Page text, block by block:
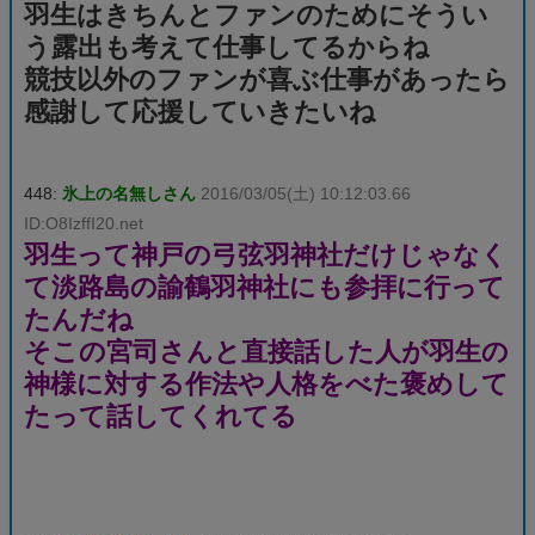
羽生はきちんとファンのためにそうい
う露出も考えて仕事してるからね
競技以外のファンが喜ぶ仕事があったら
感謝して応援していきたいね
448: 氷上の名無しさん 2016/03/05(土) 10:12:03.66
ID:O8IzffI20.net
羽生って神戸の弓弦羽神社だけじゃなく
て淡路島の諭鶴羽神社にも参拝に行って
たんだね
そこの宮司さんと直接話した人が羽生の
神様に対する作法や人格をべた褒めして
たって話してくれてる